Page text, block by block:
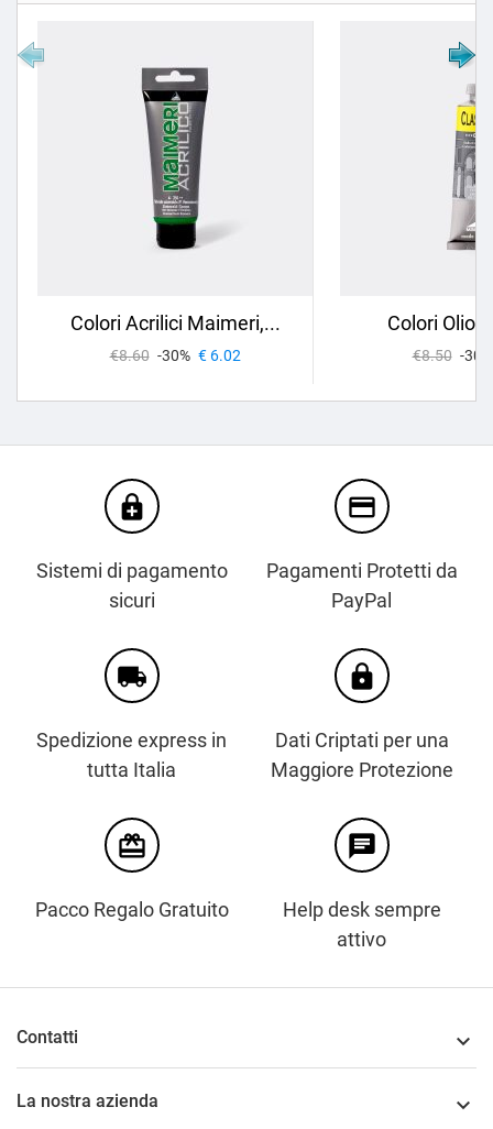
Colori Acrilici Maimeri,...
€8.60 -30% € 6.02
Colori Olio
€8.50 -30%
enhanced_encryption
Sistemi di pagamento
sicuri
credit_card
Pagamenti Protetti da
PayPal
local_shipping
Spedizione express in
tutta Italia
https
Dati Criptati per una
Maggiore Protezione
card_giftcard
Pacco Regalo Gratuito
chat
Help desk sempre
attivo
Contatti 
La nostra azienda 